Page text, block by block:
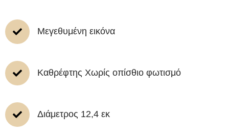
Μεγεθυμένη εικόνα
Καθρέφτης Χωρίς οπίσθιο φωτισμό
Διάμετρος 12,4 εκ